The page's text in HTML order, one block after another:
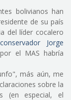
bolivianos han
de su país
del líder cocalero
Jorge
el MAS habría
más aún, me
sobre la
(en especial, el